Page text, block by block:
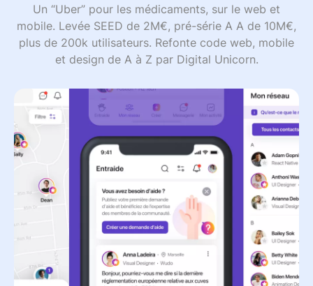
Un “Uber” pour les médicaments, sur le web et
mobile. Levée SEED de 2M€, pré-série A A de 10M€,
plus de 200k utilisateurs. Refonte code web, mobile
et design de A à Z par Digital Unicorn.